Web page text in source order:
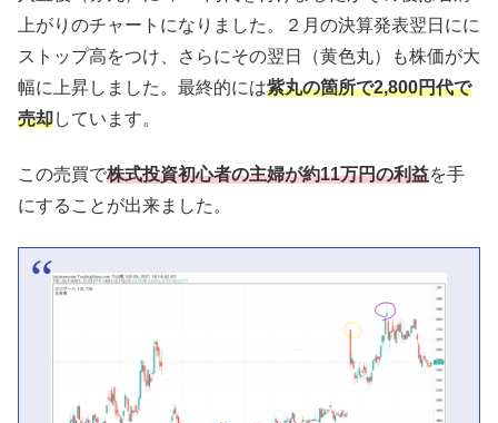
上がりのチャートになりました。２月の決算発表翌日にに
ストップ高をつけ、さらにその翌日（黄色丸）も株価が大
幅に上昇しました。最終的には紫丸の箇所で2,800円代で
売却しています。
この売買で株式投資初心者の主婦が約11万円の利益を手
にすることが出来ました。